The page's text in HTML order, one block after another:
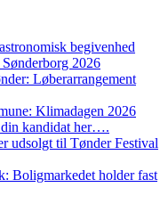
begivenhed
2026
Løberarrangement
Klimadagen 2026
kandidat her….
udsolgt til Tønder Festival
Boligmarkedet holder fast